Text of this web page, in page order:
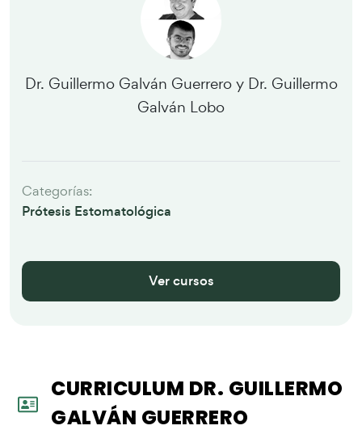
Dr. Guillermo Galván Guerrero y Dr. Guillermo
Galván Lobo
Categorías:
Prótesis Estomatológica
Ver cursos
CURRICULUM DR. GUILLERMO
GALVÁN GUERRERO